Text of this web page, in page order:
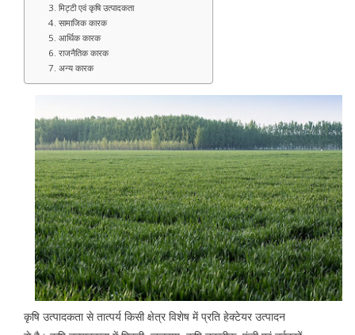
3. मिट्टी एवं कृषि उत्पादकता
4. सामाजिक कारक
5. आर्थिक कारक
6. राजनैतिक कारक
7. अन्य कारक
कृषि उत्पादकता से तात्पर्य किसी क्षेत्र विशेष में प्रति हेक्टेयर उत्पादन